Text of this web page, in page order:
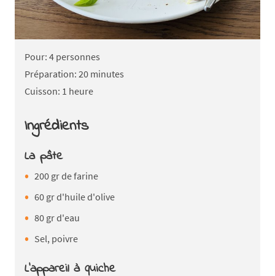
Pour: 4 personnes
Préparation: 20 minutes
Cuisson: 1 heure
Ingrédients
La pâte
200 gr de farine
60 gr d'huile d'olive
80 gr d'eau
Sel, poivre
L'appareil à quiche